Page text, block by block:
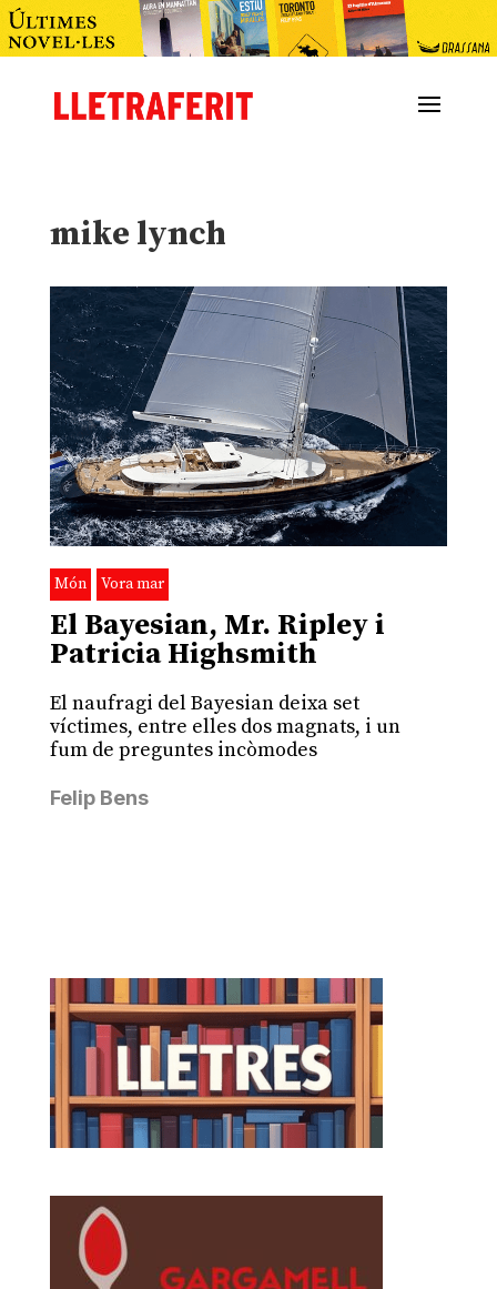
mike lynch
Món Vora mar
El Bayesian, Mr. Ripley i
Patricia Highsmith
El naufragi del Bayesian deixa set
víctimes, entre elles dos magnats, i un
fum de preguntes incòmodes
Felip Bens